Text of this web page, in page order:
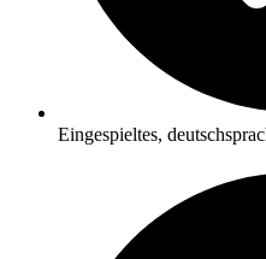
Eingespieltes,